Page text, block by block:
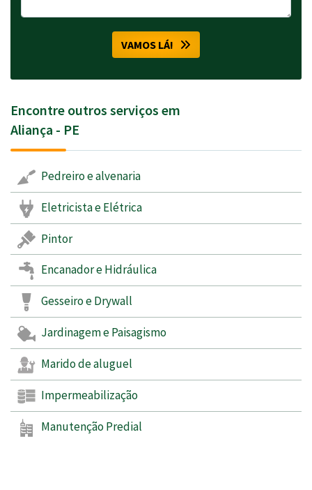
VAMOS LÁ!
Encontre outros serviços em
Aliança - PE
Pedreiro e alvenaria
Eletricista e Elétrica
Pintor
Encanador e Hidráulica
Gesseiro e Drywall
Jardinagem e Paisagismo
Marido de aluguel
Impermeabilização
Manutenção Predial